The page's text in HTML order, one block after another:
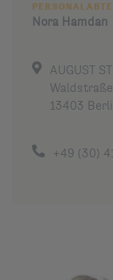
Nora Hamdan
AUGUST
13403
+49 (30)